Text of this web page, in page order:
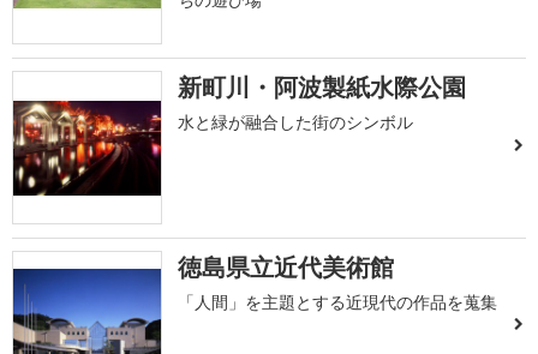
新町川・阿波製紙水際公園
水と緑が融合した街のシンボル
徳島県立近代美術館
「人間」を主題とする近現代の作品を蒐集